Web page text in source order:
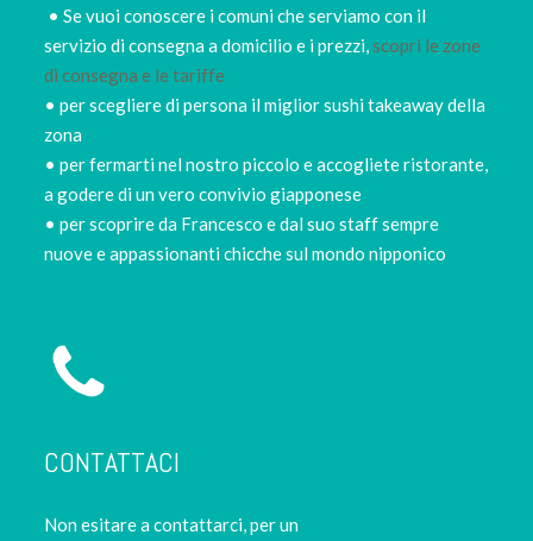
• Se vuoi conoscere i comuni che serviamo con il
servizio di consegna a domicilio e i prezzi,scopri le zone
di consegna e le tariffe
• per scegliere di persona il miglior sushi takeaway della
zona
• per fermarti nel nostro piccolo e accogliete ristorante,
a godere di un vero convivio giapponese
• per scoprire da Francesco e dal suo staff sempre
nuove e appassionanti chicche sul mondo nipponico
CONTATTACI
Non esitare a contattarci, per un